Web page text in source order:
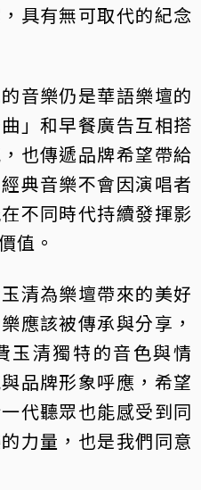
具有無可取代的紀念
音樂仍是華語樂壇的
」和早餐廣告互相搭
也傳遞品牌希望帶給
典音樂不會因演唱者
不同時代持續發揮影
值。
清為樂壇帶來的美好
應該被傳承與分享，
玉清獨特的音色與情
品牌形象呼應，希望
代聽眾也能感受到同
力量，也是我們同意